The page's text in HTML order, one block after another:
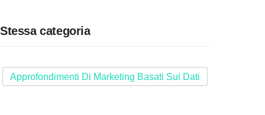
Stessa categoria
Approfondimenti Di Marketing Basati Sui Dati